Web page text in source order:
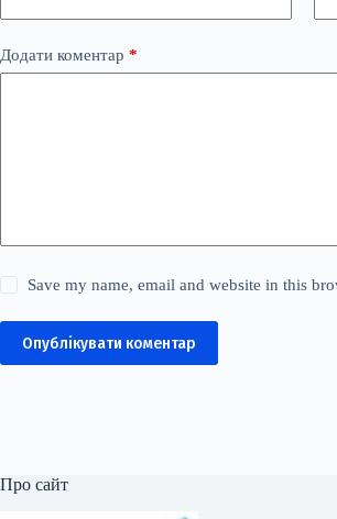
Додати коментар *
Save my name, email and website in this
Опублікувати коментар
Про сайт